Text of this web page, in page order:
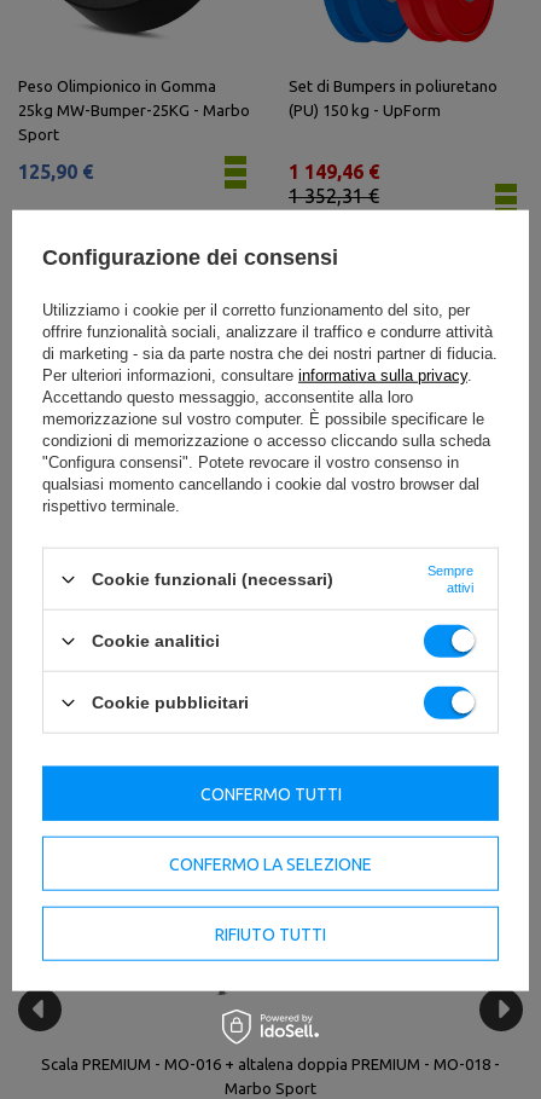
Peso Olimpionico in Gomma
25kg MW-Bumper-25KG - Marbo
Sport
125,90 €
Set di Bumpers in poliuretano
(PU) 150 kg - UpForm
1 352,31 €
1 149,46 €
Peso Olimpionico in Gomma
20kg MW-Bumper-20KG - Marbo
102,89 €
Scala PREMIUM - MO-016 + altalena doppia PREMIUM - MO-018 -
Marbo Sport
Configurazione dei consensi
Utilizziamo i cookie per il corretto funzionamento del sito, per
offrire funzionalità sociali, analizzare il traffico e condurre attività
di marketing - sia da parte nostra che dei nostri partner di fiducia.
Per ulteriori informazioni, consultare informativa sulla privacy.
Accettando questo messaggio, acconsentite alla loro
memorizzazione sul vostro computer. È possibile specificare le
condizioni di memorizzazione o accesso cliccando sulla scheda
"Configura consensi". Potete revocare il vostro consenso in
qualsiasi momento cancellando i cookie dal vostro browser dal
rispettivo terminale.
Cookie funzionali (necessari)
Sempre
attivi
Cookie analitici
Cookie pubblicitari
CONFERMO LA SELEZIONE
RIFIUTO TUTTI
CONFERMO TUTTI